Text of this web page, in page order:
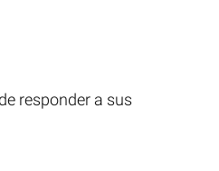
responder a sus